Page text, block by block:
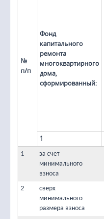
№
п/п
Фонд
капитального
ремонта
многоквартирного
дома,
сформированный:
1
1
за счет
минимального
взноса
2
сверх
минимального
размера взноса